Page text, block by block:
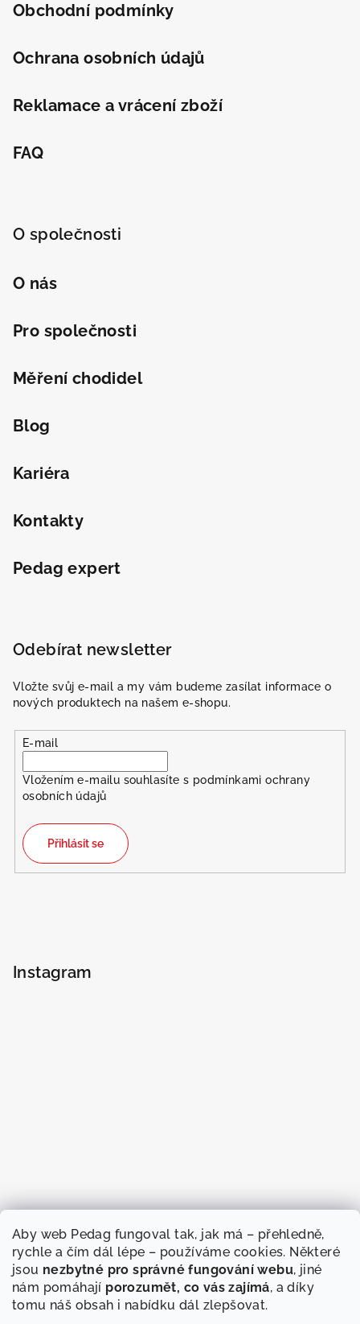
Aby web Pedag fungoval tak, jak má – přehledně,
rychle a čím dál lépe – používáme cookies. Některé
jsou nezbytné pro správné fungování webu, jiné
nám pomáhají porozumět, co vás zajímá, a díky
tomu náš obsah i nabídku dál zlepšovat.
Obchodní podmínky
Ochrana osobních údajů
Reklamace a vrácení zboží
FAQ
O společnosti
O nás
Pro společnosti
Měření chodidel
Blog
Kariéra
Kontakty
Pedag expert
Odebírat newsletter
Vložte svůj e-mail a my vám budeme zasílat informace o
nových produktech na našem e-shopu.
E-mail
Vložením e-mailu souhlasíte s podmínkami ochrany
osobních údajů
Přihlásit se
Instagram